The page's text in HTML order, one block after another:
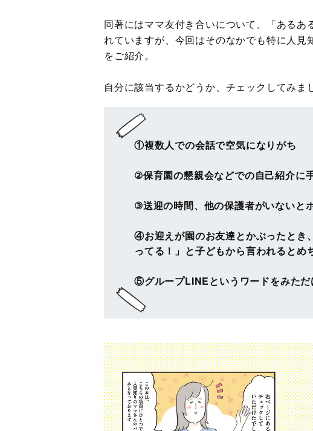
同著にはママ友付き合いについて、「ある
れていますが、今回はそのなかでも特に人見
をご紹介。
自分に該当するかどうか、チェックしてみま
①複数人での会話で空気になりがち
②保育園の懇親会などでの自己紹介に
③送迎の時間、他の保護者がいないと
④お迎えが園のお友達とかぶったとき
ってる！」と子どもから言われるとめ
⑤グループLINEというワードをみただ